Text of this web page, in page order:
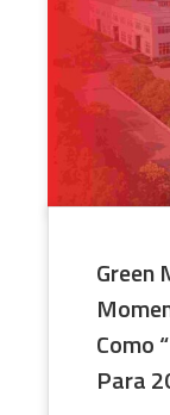
Green
Como
Para